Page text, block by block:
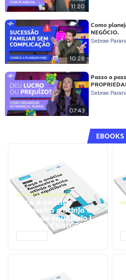
11:20
10:28
Como
NEGÓCIO.
Sebrae
07:43
Passo a
Sebrae
EBOOKS
GESTÃO FINANCEIRA
Faça a análise
financeira e atinja o
ponto de equilíbrio |
Prompts ChatGPT